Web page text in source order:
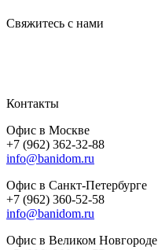
Свяжитесь с нами
Контакты
Офис в Москве
+7 (962) 362-32-88
info@banidom.ru
Офис в Санкт-Петербурге
+7 (962) 360-52-58
info@banidom.ru
Офис в Великом Новгороде